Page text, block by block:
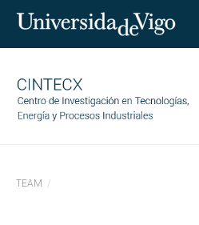
Investigación
TEAM